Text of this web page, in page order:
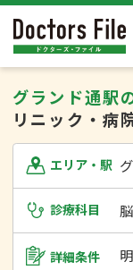
グランド通駅
リニック・病
エリア・駅
診療科目
詳細条件